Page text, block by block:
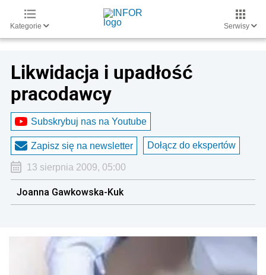
Kategorie Serwisy
Likwidacja i upadłość
pracodawcy
Subskrybuj nas na Youtube
Zapisz się na newsletter Dołącz do ekspertów
13 sierpnia 2009, 05:00
Joanna Gawkowska-Kuk